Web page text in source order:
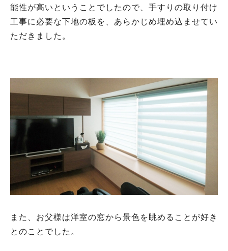
能性が高いということでしたので、手すりの取り付け
工事に必要な下地の板を、あらかじめ埋め込ませてい
ただきました。
また、お父様は洋室の窓から景色を眺めることが好き
とのことでした。